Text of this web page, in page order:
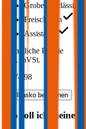
Grobe Fahrlässigkeit
Freischaden
Assistance
Monatliche Prämie
inkl. mVSt.
€ 474,98
Vollkasko berechnen
Wo soll ich meinen